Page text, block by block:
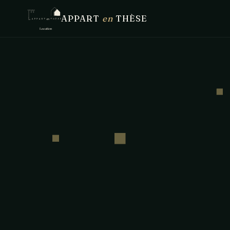
APPART en THÈSE